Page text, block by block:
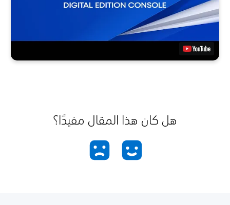
هل كان هذا المقال مفيدًا؟